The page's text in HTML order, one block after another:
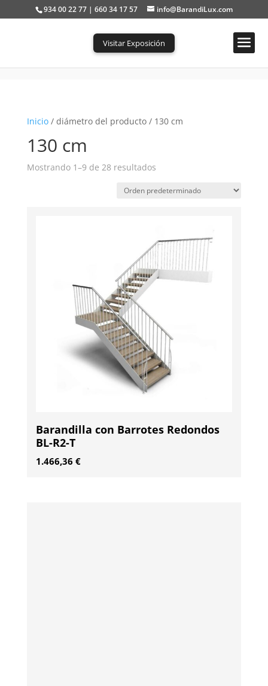
934 00 22 77 | 660 34 17 57 info@BarandiLux.com
Visitar Exposición
Inicio/ diámetro del producto / 130 cm
130 cm
Mostrando 1–9 de 28 resultados
Barandilla con Barrotes Redondos
BL-R2-T
1.466,36 €